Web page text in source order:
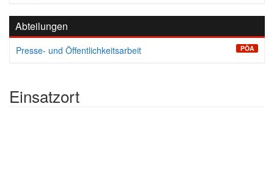
Abteilungen
Presse- und Öffentlichkeitsarbeit PÖA
Einsatzort